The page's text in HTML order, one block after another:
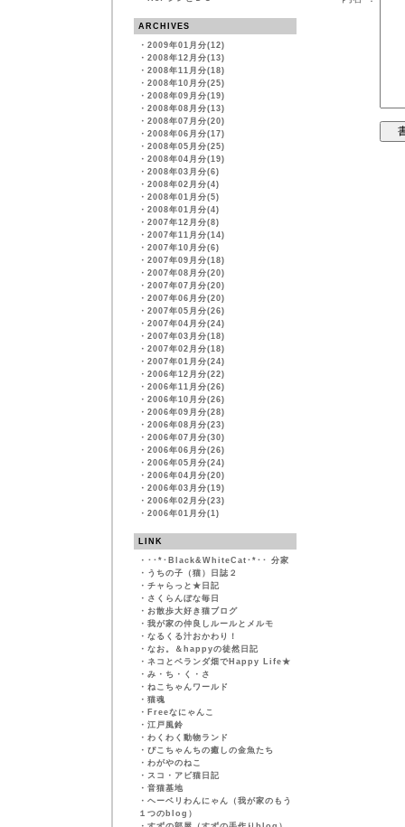
ARCHIVES
・ 2009年01月分(12)
・ 2008年12月分(13)
・ 2008年11月分(18)
・ 2008年10月分(25)
・ 2008年09月分(19)
・ 2008年08月分(13)
・ 2008年07月分(20)
・ 2008年06月分(17)
・ 2008年05月分(25)
・ 2008年04月分(19)
・ 2008年03月分(6)
・ 2008年02月分(4)
・ 2008年01月分(5)
・ 2008年01月分(4)
・ 2007年12月分(8)
・ 2007年11月分(14)
・ 2007年10月分(6)
・ 2007年09月分(18)
・ 2007年08月分(20)
・ 2007年07月分(20)
・ 2007年06月分(20)
・ 2007年05月分(26)
・ 2007年04月分(24)
・ 2007年03月分(18)
・ 2007年02月分(18)
・ 2007年01月分(24)
・ 2006年12月分(22)
・ 2006年11月分(26)
・ 2006年10月分(26)
・ 2006年09月分(28)
・ 2006年08月分(23)
・ 2006年07月分(30)
・ 2006年06月分(26)
・ 2006年05月分(24)
・ 2006年04月分(20)
・ 2006年03月分(19)
・ 2006年02月分(23)
・ 2006年01月分(1)
LINK
・ ･･*･Black&WhiteCat･*･･ 分家
・ うちの子（猫）日誌２
・ チャらっと★日記
・ さくらんぼな毎日
・ お散歩大好き猫ブログ
・ 我が家の仲良しルールとメルモ
・ なるくる汁おかわり！
・ なお。＆happyの徒然日記
・ ネコとベランダ畑でHappy Life★
・ み・ち・く・さ
・ ねこちゃんワールド
・ 猫魂
・ Freeなにゃんこ
・ 江戸風鈴
・ わくわく動物ランド
・ ぴこちゃんちの癒しの金魚たち
・ わがやのねこ
・ スコ・アビ猫日記
・ 音猫基地
・ ヘーベリわんにゃん（我が家のもう
１つのblog）